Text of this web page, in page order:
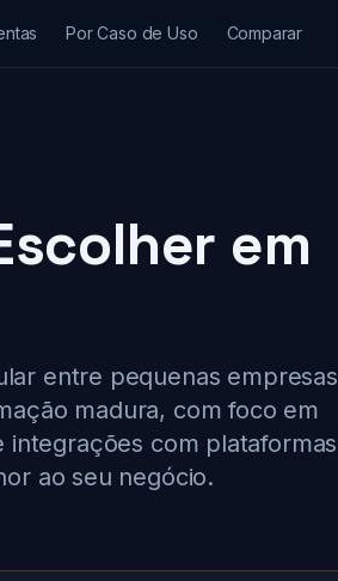
Por Caso de Uso Comparar
em
entre pequenas empresas
madura, com foco em
com plataformas
ao seu negócio.